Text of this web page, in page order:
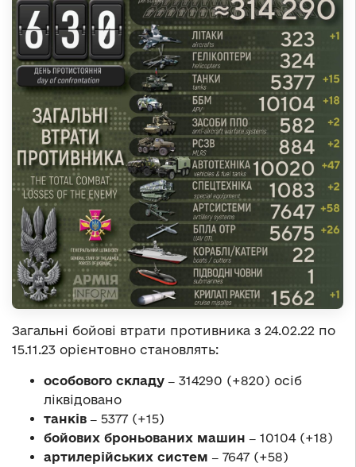
Загальні бойові втрати противника з 24.02.22 по
15.11.23 орієнтовно становлять:
особового складу ‒ 314290 (+820) осіб
ліквідовано
танків ‒ 5377 (+15)
бойових броньованих машин ‒ 10104 (+18)
артилерійських систем ‒ 7647 (+58)